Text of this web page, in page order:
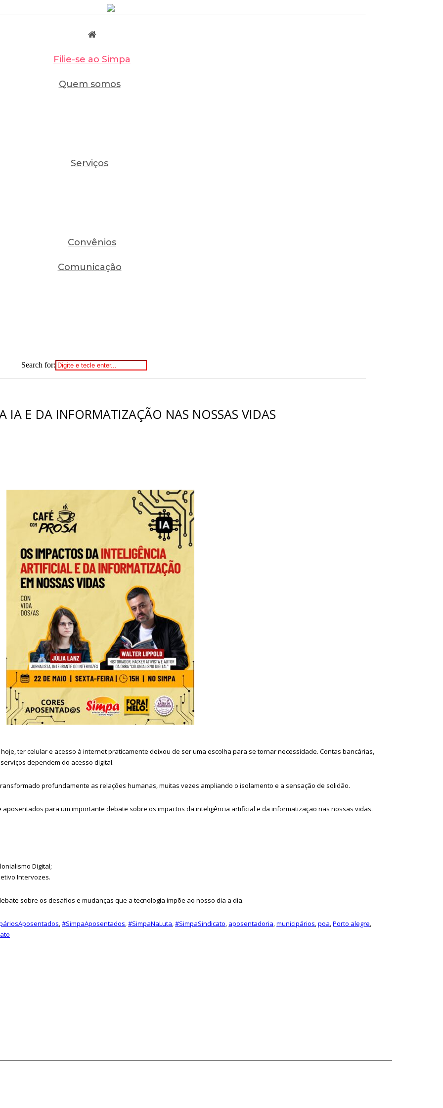
Filie-se ao Simpa
Quem somos
Serviços
Convênios
Comunicação
Search for:
IA E DA INFORMATIZAÇÃO NAS NOSSAS VIDAS
ter celular e acesso à internet praticamente deixou de ser uma escolha para se tornar necessidade. Contas bancárias,
dependem do acesso digital.
profundamente as relações humanas, muitas vezes ampliando o isolamento e a sensação de solidão.
para um importante debate sobre os impactos da inteligência artificial e da informatização nas nossas vidas.
Digital;
Intervozes.
sobre os desafios e mudanças que a tecnologia impõe ao nosso dia a dia.
,#SimpaAposentados,#SimpaNaLuta,#SimpaSindicato, aposentadoria,municipários,poa,Porto alegre,